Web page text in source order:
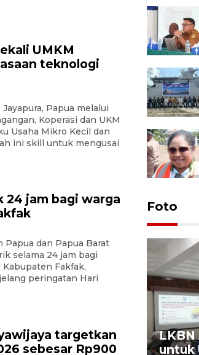
UMKM
teknologi
Papua melalui
Koperasi dan UKM
Usaha Mikro Kecil dan
ini skill untuk mengusai
24 jam bagi warga
dan Papua Barat
selama 24 jam bagi
Fakfak,
peringatan Hari
targetkan
sebesar Rp900
Foto
dengan
Cenderawasih
LKBN
untuk